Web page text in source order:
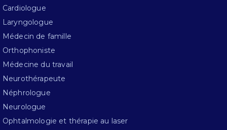
Cardiologue
Laryngologue
Médecin de famille
Orthophoniste
Médecine du travail
Neurothérapeute
Néphrologue
Neurologue
Ophtalmologie et thérapie au laser